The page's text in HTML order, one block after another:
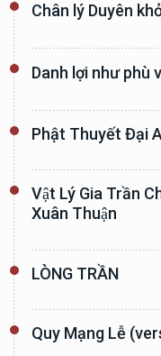
Chân lý Duyên
Danh lợi như phù
Phật Thuyết Đại
Vật Lý Gia Trần
Xuân Thuận
LÒNG TRẦN
Quy Mạng Lễ